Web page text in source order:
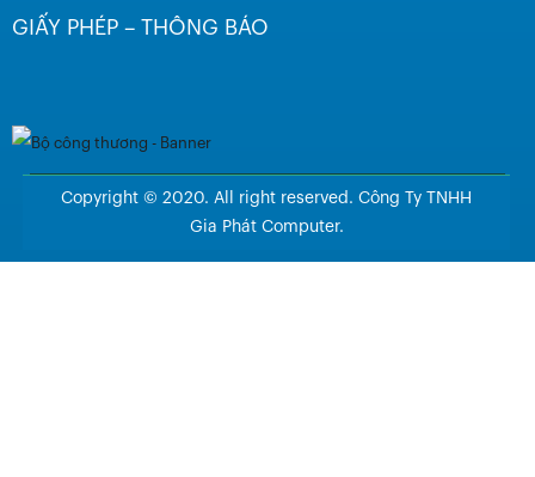
GIẤY PHÉP – THÔNG BÁO
Copyright © 2020. All right reserved. Công Ty TNHH
Gia Phát Computer.